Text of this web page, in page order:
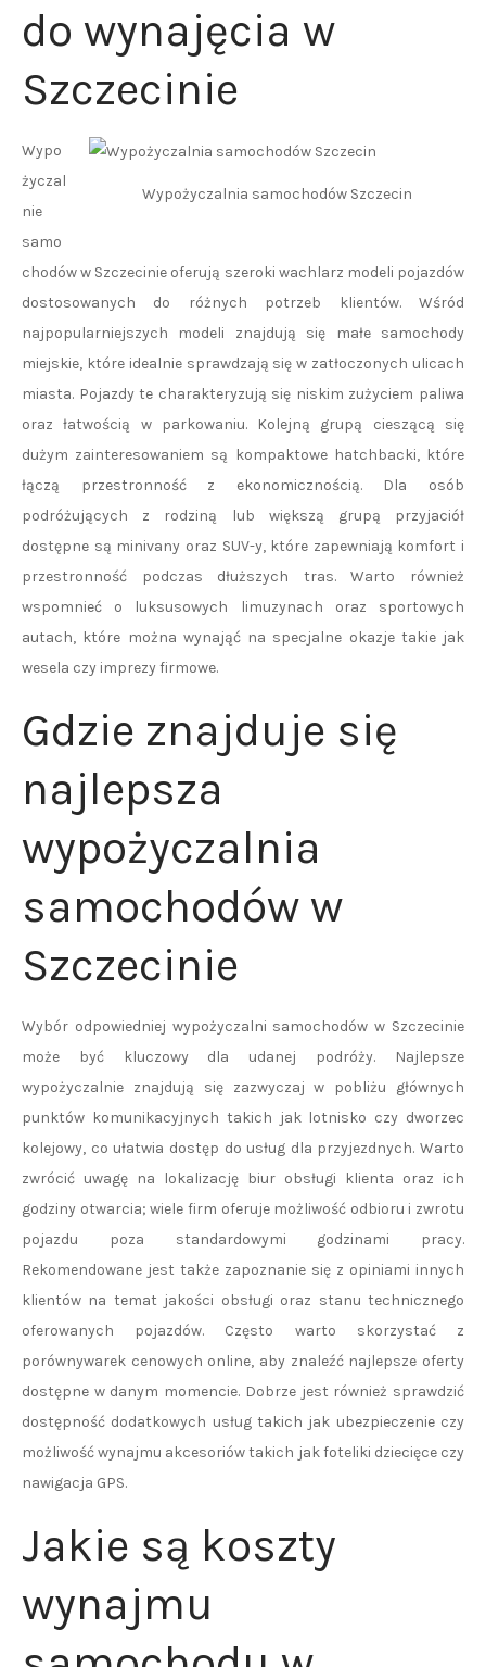
do wynajęcia w
Szczecinie
Wypożyczalnia samochodów Szczecin
Wypo
życzal
nie
samo
chodów w Szczecinie oferują szeroki wachlarz modeli pojazdów
dostosowanych do różnych potrzeb klientów. Wśród
najpopularniejszych modeli znajdują się małe samochody
miejskie, które idealnie sprawdzają się w zatłoczonych ulicach
miasta. Pojazdy te charakteryzują się niskim zużyciem paliwa
oraz łatwością w parkowaniu. Kolejną grupą cieszącą się
dużym zainteresowaniem są kompaktowe hatchbacki, które
łączą przestronność z ekonomicznością. Dla osób
podróżujących z rodziną lub większą grupą przyjaciół
dostępne są minivany oraz SUV-y, które zapewniają komfort i
przestronność podczas dłuższych tras. Warto również
wspomnieć o luksusowych limuzynach oraz sportowych
autach, które można wynająć na specjalne okazje takie jak
wesela czy imprezy firmowe.
Gdzie znajduje się
najlepsza
wypożyczalnia
samochodów w
Szczecinie
Wybór odpowiedniej wypożyczalni samochodów w Szczecinie
może być kluczowy dla udanej podróży. Najlepsze
wypożyczalnie znajdują się zazwyczaj w pobliżu głównych
punktów komunikacyjnych takich jak lotnisko czy dworzec
kolejowy, co ułatwia dostęp do usług dla przyjezdnych. Warto
zwrócić uwagę na lokalizację biur obsługi klienta oraz ich
godziny otwarcia; wiele firm oferuje możliwość odbioru i zwrotu
pojazdu poza standardowymi godzinami pracy.
Rekomendowane jest także zapoznanie się z opiniami innych
klientów na temat jakości obsługi oraz stanu technicznego
oferowanych pojazdów. Często warto skorzystać z
porównywarek cenowych online, aby znaleźć najlepsze oferty
dostępne w danym momencie. Dobrze jest również sprawdzić
dostępność dodatkowych usług takich jak ubezpieczenie czy
możliwość wynajmu akcesoriów takich jak foteliki dziecięce czy
nawigacja GPS.
Jakie są koszty
wynajmu